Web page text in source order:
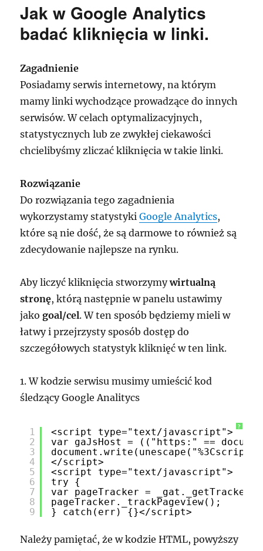
na
Facebook’u?
Jak w Google Analytics
badać kliknięcia w linki.
Zagadnienie
Posiadamy serwis internetowy, na którym
mamy linki wychodzące prowadzące do innych
serwisów. W celach optymalizacyjnych,
statystycznych lub ze zwykłej ciekawości
chcielibyśmy zliczać kliknięcia w takie linki.
Rozwiązanie
Do rozwiązania tego zagadnienia
wykorzystamy statystykiGoogle Analytics,
które są nie dość, że są darmowe to również są
zdecydowanie najlepsze na rynku.
Aby liczyć kliknięcia stworzymywirtualną
stronę, którą następnie w panelu ustawimy
jako goal/cel. W ten sposób będziemy mieli w
łatwy i przejrzysty sposób dostęp do
szczegółowych statystyk kliknięć w ten link.
1. W kodzie serwisu musimy umieścić kod
śledzący Google Analitycs
?
1
2
3
4
5
6
7
8
9
<script type="text/javascript">
var gaJsHost = (("https:" ==
</script>
<script type="text/javascript">
try {
var pageTracker =
pageTracker._trackPageview();
} catch(err) {}</script>
Należy pamiętać, że w kodzie HTML, powyższy